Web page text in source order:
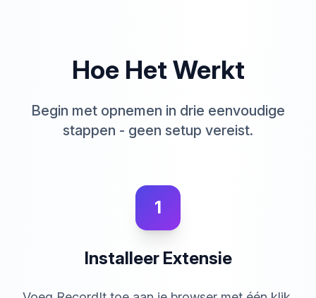
Hoe Het Werkt
Begin met opnemen in drie eenvoudige
stappen - geen setup vereist.
1
Installeer Extensie